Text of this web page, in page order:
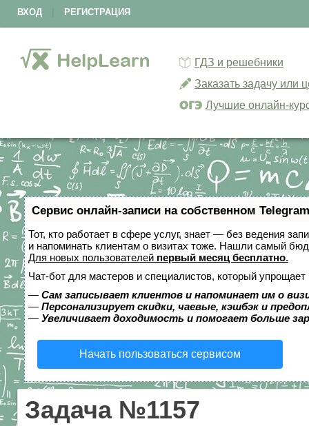
ВХОД РЕГИСТРАЦИЯ
ГДЗ и решебники
Заказать задачу или
Лучшие онлайн-
Сервис онлайн-записи на собственном
Тот, кто работает в сфере услуг, знает — без ведения
и напоминать клиентам о визитах тоже. Нашли самый
Для новых пользователей первый месяц бесплатно.
Чат-бот для мастеров и специалистов, который упрощает
— Сам записывает клиентов и напоминает им о
— Персонализирует скидки, чаевые, кэшбэк и
— Увеличивает доходимость и помогает больше
Начать пользоваться сервисом
Задача №1157